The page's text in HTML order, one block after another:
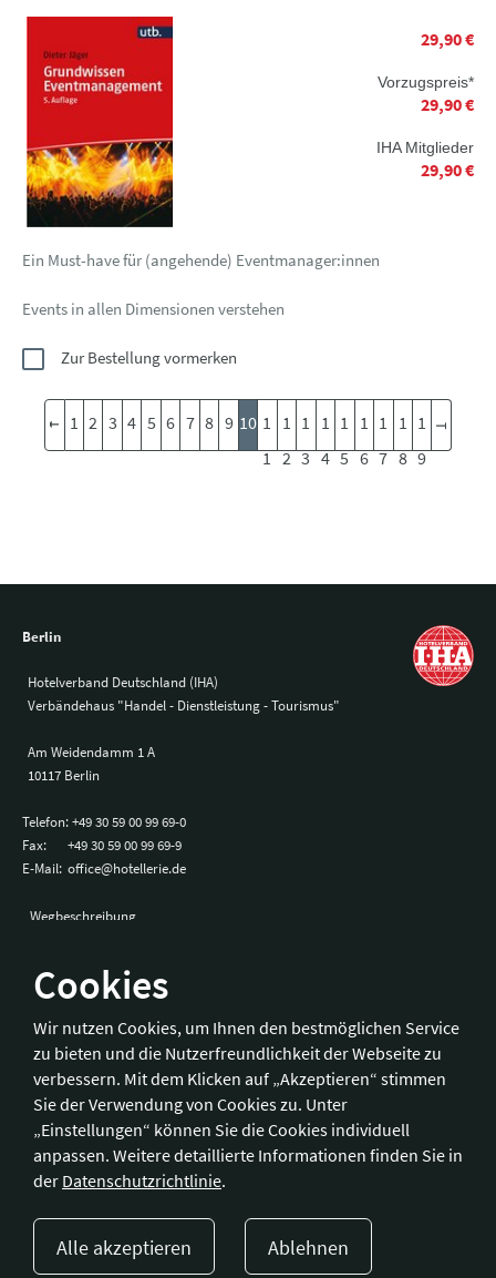
Cookies
Wir nutzen Cookies, um Ihnen den bestmöglichen Service
zu bieten und die Nutzerfreundlichkeit der Webseite zu
verbessern. Mit dem Klicken auf „Akzeptieren“ stimmen
Sie der Verwendung von Cookies zu. Unter
„Einstellungen“ können Sie die Cookies individuell
anpassen. Weitere detaillierte Informationen finden Sie in
der Datenschutzrichtlinie.
Alle akzeptieren Ablehnen
29,90 €
Vorzugspreis*
29,90 €
IHA Mitglieder
29,90 €
Ein Must-have für (angehende) Eventmanager:innen
Events in allen Dimensionen verstehen
Zur Bestellung vormerken
1 2 3 4 5 6 7 8 9 10 1
1
1
2
1
3
1
4
1
5
1
6
1
7
1
8
1
9
Berlin
Hotelverband Deutschland (IHA)
Verbändehaus "Handel - Dienstleistung - Tourismus"
Am Weidendamm 1 A
10117 Berlin
Telefon:+49 30 59 00 99 69-0
Fax:
+49 30 59 00 99 69-9
E-Mail: office@hotellerie.de
Wegbeschreibung
Hotelverband Deutschland (IHA) / IHA-Service GmbH
Kronprinzenstraße 37
53173 Bonn
Telefon:
Fax:
+49 228 92 39 29-9
E-Mail:bonn@hotellerie.de
Wegbeschreibung